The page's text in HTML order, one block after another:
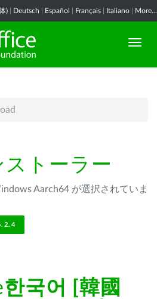
) Deutsch Español Français Italiano More...
トーラー
Aarch64 が選択されていま
한국어 [韓國